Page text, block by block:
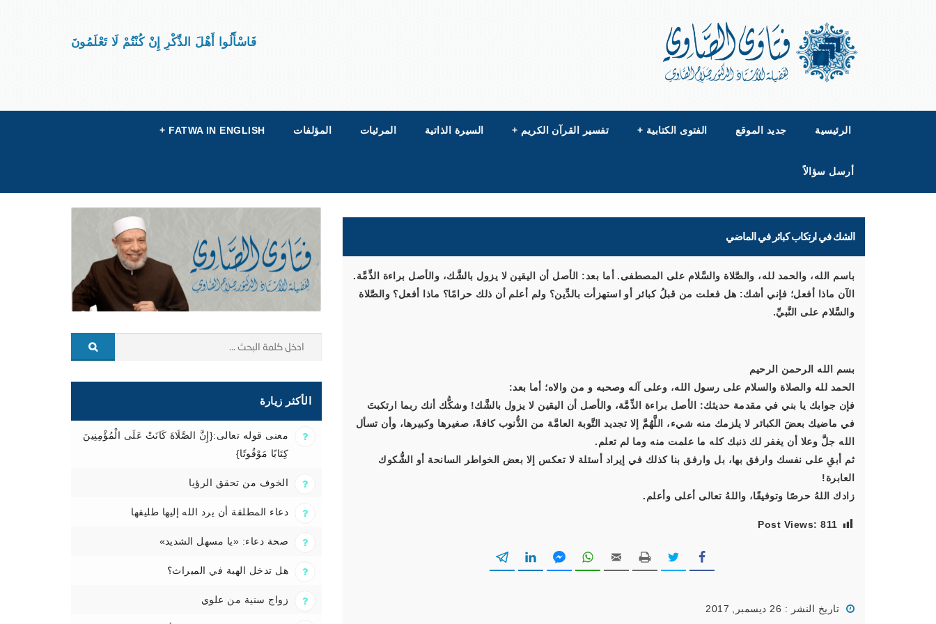
فَاسْأَلُوا أَهْلَ الذِّكْرِ إِنْ كُنْتُمْ لَا تَعْلَمُونَ
الرئيسية جديد الموقع الفتوى الكتابية + تفسير القرآن الكريم + السيرة الذاتية المرئيات المؤلفات FATWA IN ENGLISH
+
أرسل سؤالاً
الشك في ارتكاب كبائر في الماضي
باسم الله، والحمد لله، والصَّلاة والسَّلام على المصطفى. أما بعد: الأصل أن اليقين لا يزول بالشَّك، والأصل براءة الذِّمَّة.
الآن ماذا أفعل؛ فإني أشك: هل فعلت من قبلُ كبائر أو استهزأت بالدِّين؟ ولم أعلم أن ذلك حرامًا؟ ماذا أفعل؟ والصَّلاة
والسَّلام على النَّبيِّ.
بسم الله الرحمن الرحيم
الحمد لله والصلاة والسلام على رسول الله، وعلى آله وصحبه و من والاه؛ أما بعد:
فإن جوابك يا بني في مقدمة حديثك: الأصل براءة الذِّمَّة، والأصل أن اليقين لا يزول بالشَّك! وشكُّك أنك ربما ارتكبتَ
في ماضيك بعضَ الكبائر لا يلزمك منه شيء، اللَّهُمَّ إلا تجديد التَّوبة العامَّة من الذُّنوب كافةً، صغيرها وكبيرها، وأن تسأل
الله جلَّ وعلا أن يغفر لك ذنبك كله ما علمت منه وما لم تعلم.
ثم أبقِ على نفسك وارفق بها، بل وارفق بنا كذلك في إيراد أسئلة لا تعكس إلا بعض الخواطر السانحة أو الشُّكوك
العابرة!
زادك اللهُ حرصًا وتوفيقًا، واللهُ تعالى أعلى وأعلم.
Post Views: 811
تاريخ النشر : 26 ديسمبر, 2017
الأكثر زيارة
معنى قوله تعالى:{إِنَّ الصَّلَاةَ كَانَتْ عَلَى الْمُؤْمِنِينَ
كِتَابًا مَوْقُوتًا}
الخوف من تحقق الرؤيا
دعاء المطلقة أن يرد الله إليها طليقها
صحة دعاء: «يا مسهل الشديد»
هل تدخل الهبة في الميراث؟
زواج سنية من علوي